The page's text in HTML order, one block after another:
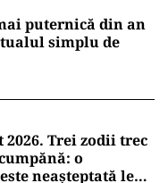
puternică din an
simplu de
2026. Trei zodii trec
o
neașteptată le